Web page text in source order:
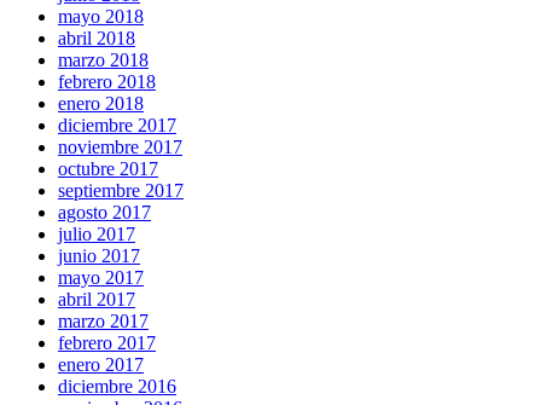
mayo 2018
abril 2018
marzo 2018
febrero 2018
enero 2018
diciembre 2017
noviembre 2017
octubre 2017
septiembre 2017
agosto 2017
julio 2017
junio 2017
mayo 2017
abril 2017
marzo 2017
febrero 2017
enero 2017
diciembre 2016